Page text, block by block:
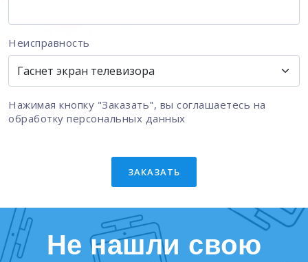
Неисправность
Нажимая кнопку "Заказать", вы соглашаетесь на
обработку персональных данных
ЗАКАЗАТЬ
Не нашли свою